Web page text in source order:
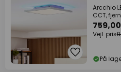
Arcchio
CCT,
Vejl. pris
På